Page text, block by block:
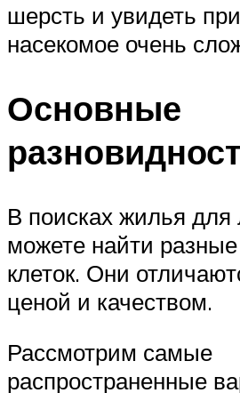
шерсть и увидеть
насекомое очень
Основные
В поисках жилья
можете найти
клеток. Они
ценой и качеством.
Рассмотрим самые
распространенные